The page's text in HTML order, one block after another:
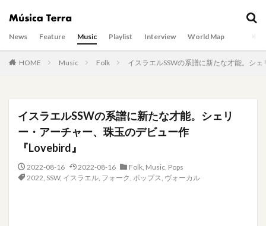
News Feature Music Playlist Interview World Map
HOME Music Folk イスラエルSSWの系譜に新たな才能。シ
イスラエルSSWの系譜に新たな才能。シェリ
ー・アーチャー、珠玉のデビュー作
『Lovebird』
2022-08-16 2022-08-16 Folk, Music, Pops
2022, SSW, イスラエル, フォーク, ポップス, ヴォーカル